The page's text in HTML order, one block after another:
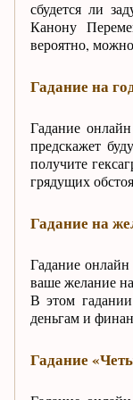
сбудется ли
Канону
вероятно,
Гадание на
Гадание
предскажет
получите
грядущих
Гадание на
Гадание
ваше желание
В этом
деньгам и
Гадание